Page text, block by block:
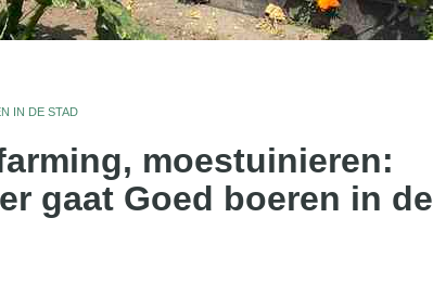
IN DE STAD
moestuinieren:
gaat Goed boeren in de